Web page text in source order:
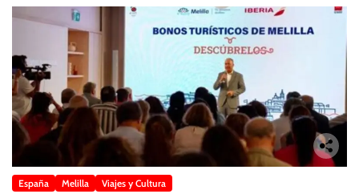
España Melilla Viajes y Cultura